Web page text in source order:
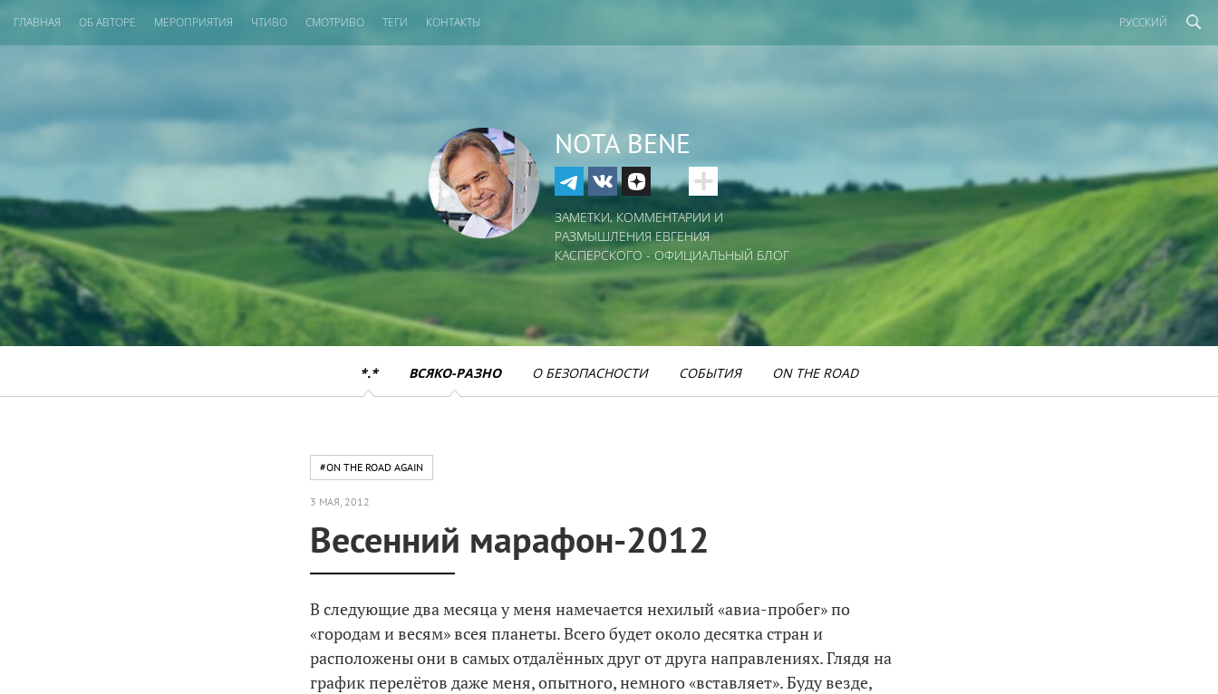
ГЛАВНАЯ ОБ АВТОРЕ МЕРОПРИЯТИЯ ЧТИВО СМОТРИВО ТЕГИ КОНТАКТЫ РУССКИЙ
NOTA BENE
ЗАМЕТКИ, КОММЕНТАРИИ И
РАЗМЫШЛЕНИЯ ЕВГЕНИЯ
КАСПЕРСКОГО - ОФИЦИАЛЬНЫЙ БЛОГ
*.* ВСЯКО-РАЗНО О БЕЗОПАСНОСТИ СОБЫТИЯ ON THE ROAD
#ON THE ROAD AGAIN
3 МАЯ, 2012
Весенний марафон-2012
В следующие два месяца у меня намечается нехилый «авиа-пробег» по
«городам и весям» всея планеты. Всего будет около десятка стран и
расположены они в самых отдалённых друг от друга направлениях. Глядя на
график перелётов даже меня, опытного, немного «вставляет». Буду везде,